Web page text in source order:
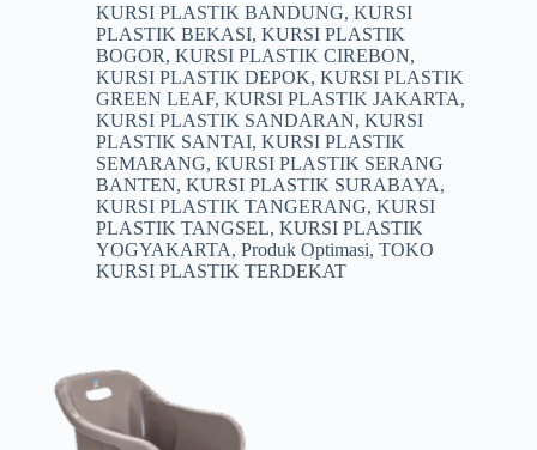
KURSI PLASTIK BANDUNG, KURSI
PLASTIK BEKASI, KURSI PLASTIK
BOGOR, KURSI PLASTIK CIREBON,
KURSI PLASTIK DEPOK, KURSI PLASTIK
GREEN LEAF, KURSI PLASTIK JAKARTA,
KURSI PLASTIK SANDARAN, KURSI
PLASTIK SANTAI, KURSI PLASTIK
SEMARANG, KURSI PLASTIK SERANG
BANTEN, KURSI PLASTIK SURABAYA,
KURSI PLASTIK TANGERANG, KURSI
PLASTIK TANGSEL, KURSI PLASTIK
YOGYAKARTA, Produk Optimasi, TOKO
KURSI PLASTIK TERDEKAT